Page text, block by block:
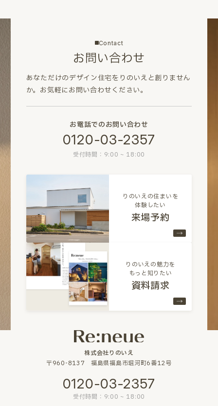
Contact
お問い合わせ
あなただけのデザイン住宅をりのいえと創りません
か。 お気軽にお問い合わせください。
お電話でのお問い合わせ
0120-03-2357
受付時間：9:00 ~ 18:00
りのいえの住まいを
体験したい
来場予約
りのいえの魅力を
もっと知りたい
資料請求
株式会社りのいえ
〒960-8137 福島県福島市堀河町6番12号
0120-03-2357
受付時間：9:00 ~ 18:00